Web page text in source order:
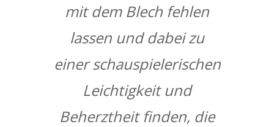
mit dem Blech fehlen
lassen und dabei zu
einer schauspielerischen
Leichtigkeit und
Beherztheit finden, die